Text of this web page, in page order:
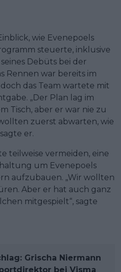
wie Evenepoels
steuerte, inklusive
Debüts bei der
Rennen war bereits im
das Team wartete mit
„Der Plan lag im
Tisch, aber er war nie zu
zuerst abwarten, wie
er.
teilweise vermeiden, eine
um Evenepoels
aufzubauen. „Wir wollten
Aber er hat auch ganz
mitgespielt“, sagte
Grischa Niermann
bei Visma